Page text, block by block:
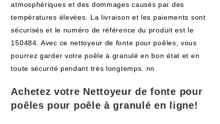
atmosphériques et des dommages causés par des
températures élevées. La livraison et les paiements sont
sécurisés et le numéro de référence du produit est le
150484. Avec ce nettoyeur de fonte pour poêles, vous
pourrez garder votre poêle à granulé en bon état et en
toute sécurité pendant très longtemps. nn
Achetez votre Nettoyeur de fonte pour
poêles pour poêle à granulé en ligne!